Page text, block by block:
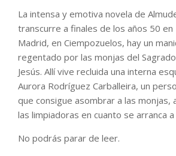
La intensa y emotiva novela de
transcurre a finales de los años 50 en
Madrid, en Ciempozuelos, hay un
regentado por las monjas del
Jesús. Allí vive recluida una interna
Aurora Rodríguez Carballeira, un
que consigue asombrar a las monjas,
las limpiadoras en cuanto se arranca
No podrás parar de leer.